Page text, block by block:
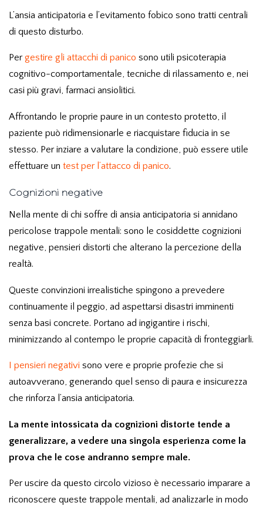
L’ansia anticipatoria e l’evitamento fobico sono tratti centrali
di questo disturbo.
Pergestire gli attacchi di panico sono utili psicoterapia
cognitivo-comportamentale, tecniche di rilassamento e, nei
casi più gravi, farmaci ansiolitici.
Affrontando le proprie paure in un contesto protetto, il
paziente può ridimensionarle e riacquistare fiducia in se
stesso. Per inziare a valutare la condizione, può essere utile
effettuare un test per l’attacco di panico.
Cognizioni negative
Nella mente di chi soffre di ansia anticipatoria si annidano
pericolose trappole mentali: sono le cosiddette cognizioni
negative, pensieri distorti che alterano la percezione della
realtà.
Queste convinzioni irrealistiche spingono a prevedere
continuamente il peggio, ad aspettarsi disastri imminenti
senza basi concrete. Portano ad ingigantire i rischi,
minimizzando al contempo le proprie capacità di fronteggiarli.
I pensieri negativi sono vere e proprie profezie che si
autoavverano, generando quel senso di paura e insicurezza
che rinforza l’ansia anticipatoria.
La mente intossicata da cognizioni distorte tende a
generalizzare, a vedere una singola esperienza come la
prova che le cose andranno sempre male.
Per uscire da questo circolo vizioso è necessario imparare a
riconoscere queste trappole mentali, ad analizzarle in modo